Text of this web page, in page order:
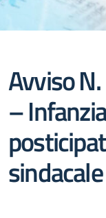
Avviso
–
sindacale